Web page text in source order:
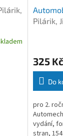
Pilárik,
325 Kč
Do
pro 2.
vydání,
stran,